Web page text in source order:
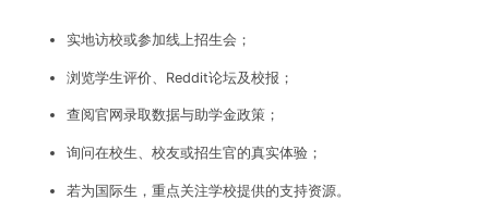
实地访校或参加线上招生会；
浏览学生评价、Reddit论坛及校报；
查阅官网录取数据与助学金政策；
询问在校生、校友或招生官的真实体验；
若为国际生，重点关注学校提供的支持资源。